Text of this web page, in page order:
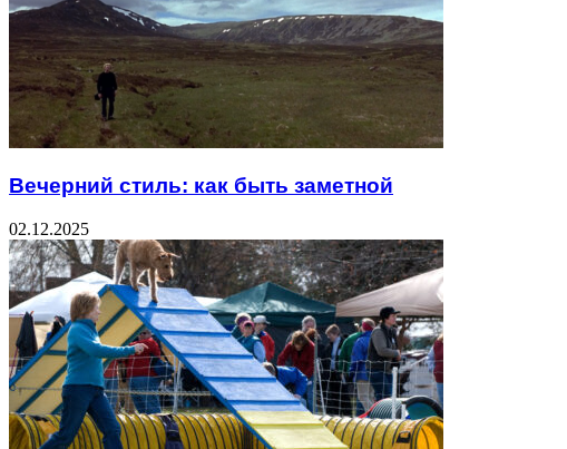
Вечерний стиль: как быть заметной
02.12.2025